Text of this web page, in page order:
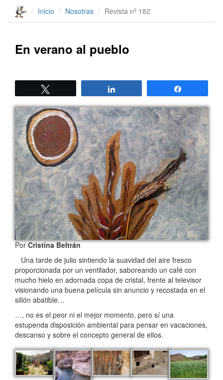
Inicio Nosotras Revista nº 182
En verano al pueblo
PorCristina Beltrán
Una tarde de julio sintiendo la suavidad del aire fresco
proporcionada por un ventilador, saboreando un café con
mucho hielo en adornada copa de cristal, frente al televisor
visionando una buena película sin anuncio y recostada en el
sillón abatible…
…, no es el peor ni el mejor momento, pero sí una
estupenda disposición ambiental para pensar en vacaciones,
descanso y sobre el concepto general de ellos.